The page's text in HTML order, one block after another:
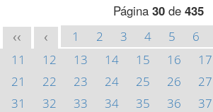
Página 30 de 435
<< < 1 2 3 4 5 6
11
12 13 14 15 16 17
21
22 23 24 25 26 27
31
32 33 34 35 36 37